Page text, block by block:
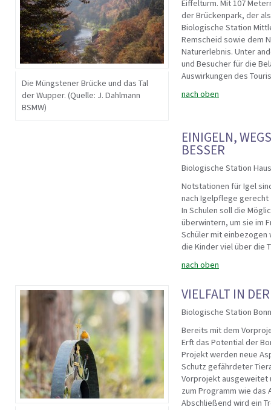
Die Müngstener Brücke und das Tal
der Wupper. (Quelle: J. Dahlmann
BSMW)
Eiffelturm. Mit 107
der Brückenpark, der
Biologische Station
Remscheid sowie dem
Naturerlebnis. Unter
und Besucher für die
Auswirkungen des
nach oben
EINIGELN,
BESSER
Biologische Station
Notstationen für Igel
nach Igelpflege
In Schulen soll die
überwintern, um sie im
Schüler mit
die Kinder viel über die
nach oben
VIELFALT IN
Biologische Station
Bereits mit dem
Erft das Potential der
Projekt werden neue
Schutz gefährdeter
Vorprojekt ausgeweitet
zum Programm wie das
Abschließend wird ein